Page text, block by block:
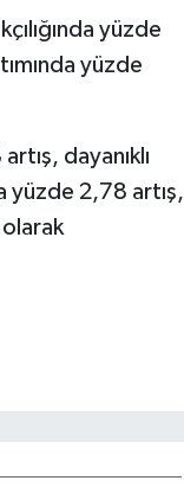
yüzde
yüzde
dayanıklı
yüzde 2,78 artış,